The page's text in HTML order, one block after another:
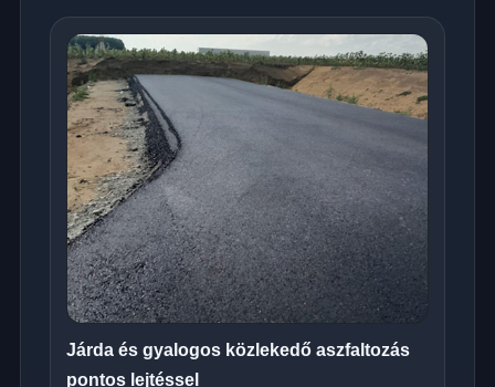
Járda és gyalogos közlekedő aszfaltozás
pontos lejtéssel